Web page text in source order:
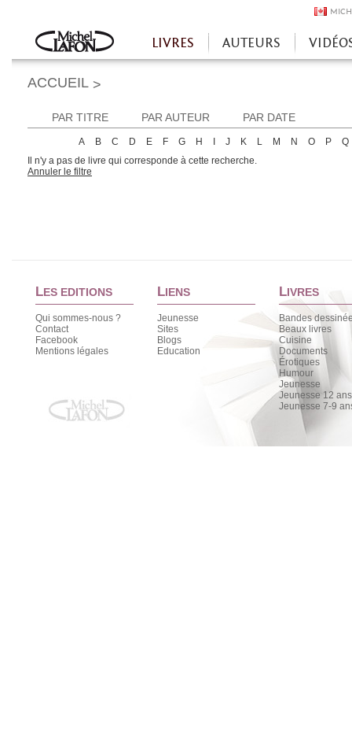
Accueil
LIVRES AUTEURS
ACCUEIL >
PAR TITRE PAR AUTEUR PAR DATE
A B C D E F G H J K L M N O P
Q
Il n'y a pas de livre qui corresponde à cette recherche.
Annuler le filtre
LES EDITIONS
Qui sommes-nous ?
Contact
Facebook
Mentions légales
LIENS
Jeunesse
Sites
Blogs
Education
LIVRES
Bandes
Beaux livres
Cuisine
Documents
Érotiques
Humour
Jeunesse
Jeunesse 12
Jeunesse 7-9